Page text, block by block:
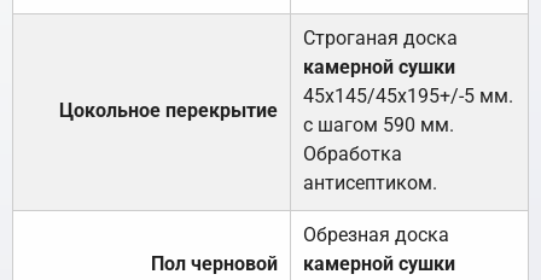
Цокольное перекрытие
Строганая доска
камерной сушки
45х145/45х195+/-5 мм.
с шагом 590 мм.
Обработка
антисептиком.
Пол черновой
Обрезная доска
камерной сушки